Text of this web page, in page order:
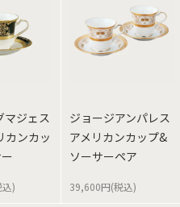
マジェス
カンカッ
)
ジョージアンパレス
アメリカンカップ&
ソーサーペア
39,600円(税込)